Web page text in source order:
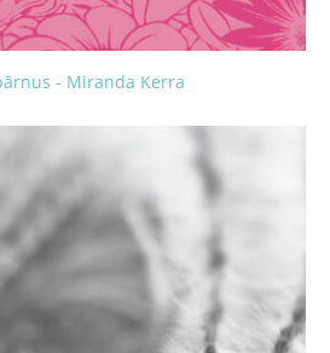
- Miranda Kerra